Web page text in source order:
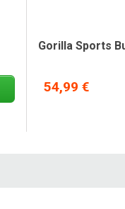
Gorilla Sports
54,99 €